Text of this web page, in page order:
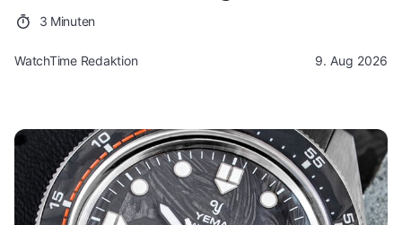
3 Minuten
WatchTime Redaktion 9. Aug 2026